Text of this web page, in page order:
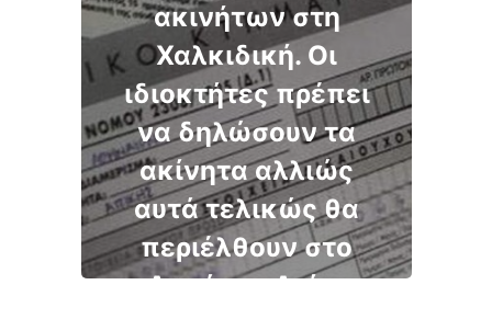
ακινήτων στη
Χαλκιδική. Οι
ιδιοκτήτες πρέπει
να δηλώσουν τα
ακίνητα αλλιώς
αυτά τελικώς θα
περιέλθουν στο
Δημόσιο. Δείτε